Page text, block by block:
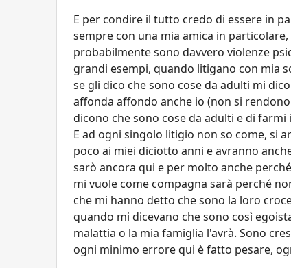
E per condire il tutto credo di essere in
sempre con una mia amica in
probabilmente sono davvero violenze
grandi esempi, quando litigano con mia
se gli dico che sono cose da adulti mi
affonda affondo anche io (non si
dicono che sono cose da adulti e di
E ad ogni singolo litigio non so come, si
poco ai miei diciotto anni e avranno
sarò ancora qui e per molto anche
mi vuole come compagna sarà perché
che mi hanno detto che sono la loro
quando mi dicevano che sono così
malattia o la mia famiglia l'avrà. Sono
ogni minimo errore qui è fatto pesare,